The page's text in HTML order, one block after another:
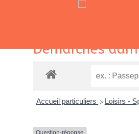
Démarches
Accueil particuliers > Loisirs -
Question-réponse